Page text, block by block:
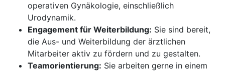
operativen Gynäkologie, einschließlich
Urodynamik.
Engagement für Weiterbildung: Sie sind bereit,
die Aus- und Weiterbildung der ärztlichen
Mitarbeiter aktiv zu fördern und zu gestalten.
Teamorientierung: Sie arbeiten gerne in einem